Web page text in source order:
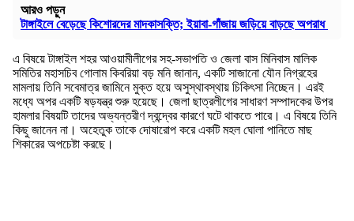
আরও পড়ুন
টাঙ্গাইলে বেড়েছে কিশোরদের মাদকাসক্তি; ইয়াবা-গাঁজায় জড়িয়ে বাড়ছে অপরাধ
এ বিষয়ে টাঙ্গাইল শহর আওয়ামীলীগের সহ-সভাপতি ও জেলা বাস মিনিবাস মালিক
সমিতির মহাসচিব গোলাম কিবরিয়া বড় মনি জানান, একটি সাজানো যৌন নিগ্রহের
মামলায় তিনি সবেমাত্র জামিনে মুক্ত হয়ে অসুস্থাবস্থায় চিকিৎসা নিচ্ছেন। এরই
মধ্যে অপর একটি ষড়যন্ত্র শুরু হয়েছে। জেলা ছাত্রলীগের সাধারণ সম্পাদকের উপর
হামলার বিষয়টি তাদের অভ্যন্তরীণ দ্বন্দ্বের কারণে ঘটে থাকতে পারে। এ বিষয়ে তিনি
কিছু জানেন না। অহেতুক তাকে দোষারোপ করে একটি মহল ঘোলা পানিতে মাছ
শিকারের অপচেষ্টা করছে।